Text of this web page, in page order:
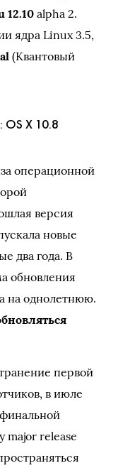
12.10alpha 2.
ядра Linux 3.5,
(Квантовый
OS X 10.8
операционной
версия
новые
два года. В
обновления
на однолетнюю.
первой
в июле
major release